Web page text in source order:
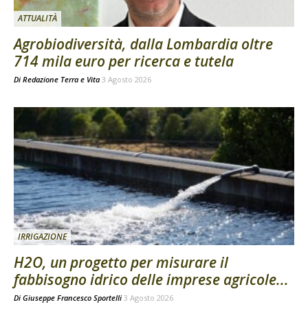
ATTUALITÀ
Agrobiodiversità, dalla Lombardia oltre
714 mila euro per ricerca e tutela
Di Redazione Terra e Vita 3 Agosto 2026
IRRIGAZIONE
H2O, un progetto per misurare il
fabbisogno idrico delle imprese agricole...
Di Giuseppe Francesco Sportelli 3 Agosto 2026